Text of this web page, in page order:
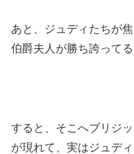
あと、ジュディたちが
伯爵夫人が勝ち誇って
すると、そこへブリジ
が現れて、実はジュデ